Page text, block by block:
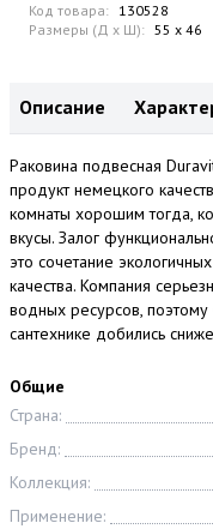
Код товара: 130528
Размеры (Д x Ш): 55 x 46
Описание
Раковина подвесная
продукт немецкого
комнаты хорошим тогда,
вкусы. Залог
это сочетание
качества. Компания
водных ресурсов,
сантехнике добились
Общие
Страна:
Бренд:
Коллекция:
Применение: